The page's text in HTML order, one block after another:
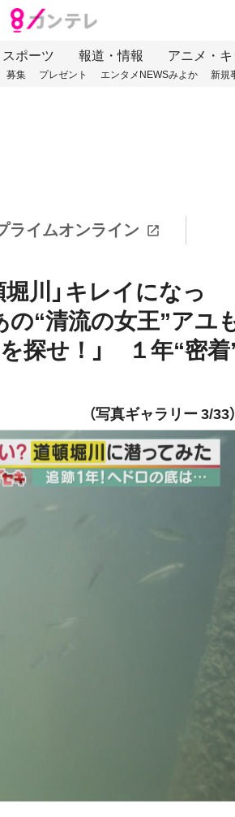
スポーツ 報道・情報 アニメ・
募集 プレゼント エンタメNEWSみよか 新規
ライムオンライン
川」キレイになっ
“清流の女王”アユ
探せ！」 １年“密着
（写真ギャラリー 3/33）